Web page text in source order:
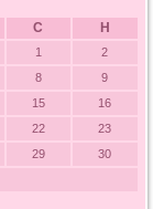
С Н
1
2
8
9
15
16
22
23
29
30